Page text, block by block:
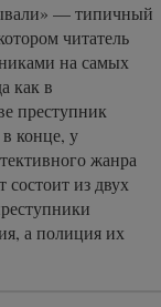
— типичный
читатель
на самых
как в
преступник
конце, у
жанра
из двух
а полиция их